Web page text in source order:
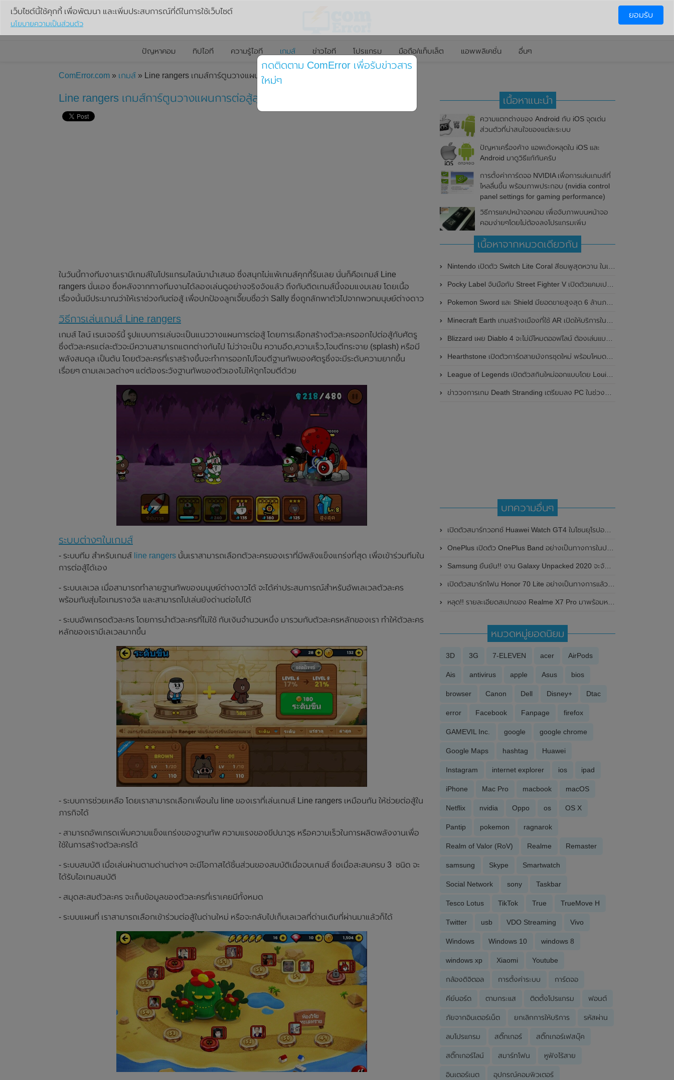
ปัญหาคอม ทิปไอที ความรู้ไอที เกมส์ ข่าวไอที โปรแกรม มือถือ/แท็บเล็ต แอพพลิเคชั่น อื่นๆ
ComError.com » เกมส์ » Line rangers เกมส์การ์ตูนวางแผนการต่อสู้
Line rangers เกมส์การ์ตูนวางแผนการต่อสู้สุดมันส์
ในวันนี้ทางทีมงานเรามีเกมส์ในโปรแกรมไลน์มานำเสนอ ซึ่งสนุกไม่แพ้เกมส์คุกกี้รันเลย นั่นก็คือเกมส์ Line
rangers นั่นเอง ซึ่งหลังจากทางทีมงานได้ลองเล่นดูอย่างจริงจังแล้ว ถึงกับติดเกมส์นี้งอมแงมเลย โดยเนื้อ
เรื่องนั้นมีประมาณว่าให้เราช่วงกันต่อสู้ เพื่อปกป้องลูกเจี๊ยบชื่อว่า Sally ซึ่งถูกลักพาตัวไปจากพวกมนุษย์ต่างดาว
วิธีการเล่นเกมส์ Line rangers
เกมส์ ไลน์ เรนเจอร์นี้ รูปแบบการเล่นจะเป็นแนววางแผนการต่อสู้ โดยการเลือกสร้างตัวละครออกไปต่อสู้กับศัตรู
ซึ่งตัวละครแต่ละตัวจะมีความสามารถแตกต่างกันไป ไม่ว่าจะเป็น ความอึด,ความเร็ว,โจมตีกระจาย (splash) หรือมี
พลังสมดุล เป็นต้น โดยตัวละครที่เราสร้างขึ้นจะทำการออกไปโจมตีฐานทัพของศัตรูซึ่งจะมีระดับความยากขึ้น
เรื่อยๆ ตามเลเวลต่างๆ แต่ต้องระวังฐานทัพของตัวเองไม่ให้ถูกโจมตีด้วย
ระบบต่างๆในเกมส์
- ระบบทีม สำหรับเกมส์ line rangers นั้นเราสามารถเลือกตัวละครของเราที่มีพลังแข็งแกร่งที่สุด เพื่อเข้าร่วมทีมใน
การต่อสู้ได้เอง
- ระบบเลเวล เมื่อสามารถทำลายฐานทัพของมนุษย์ต่างดาวได้ จะได้ค่าประสมการณ์สำหรับอัพเลเวลตัวละคร
พร้อมกับสุ่มไอเทมรางวัล และสามารถไปเล่นยังด่านต่อไปได้
- ระบบอัพเกรดตัวละคร โดยการนำตัวละครที่ไม่ใช้ กับเงินจำนวนหนึ่ง มารวมกับตัวละครหลักของเรา ทำให้ตัวละคร
หลักของเรามีเลเวลมากขึ้น
- ระบบการช่วยเหลือ โดยเราสามารถเลือกเพื่อนใน line ของเราที่เล่นเกมส์ Line rangers เหมือนกัน ให้ช่วยต่อสู้ใน
ภารกิจได้
- สามารถอัพเกรดเพิ่มความแข็งแกร่งของฐานทัพ ความแรงของขีปนาวุธ หรือความเร็วในการผลิตพลังงานเพื่อ
ใช้ในการสร้างตัวละครได้
- ระบบสมบัติ เมื่อเล่นผ่านตามด่านต่างๆ จะมีโอกาสได้ชิ้นส่วนของสมบัติเมื่อจบเกมส์ ซึ่งเมื่อสะสมครบ 3 ชนิด จะ
ได้รับไอเทมสมบัติ
- สมุดสะสมตัวละคร จะเก็บข้อมูลของตัวละครที่เราเคยมีทั้งหมด
- ระบบแผนที่ เราสามารถเลือกเข้าร่วมต่อสู้ในด่านใหม่ หรือจะกลับไปเก็บเลเวลที่ด่านเดิมที่ผ่านมาแล้วก็ได้
เนื้อหาแนะนำ
ความแตกต่างของ Android กับ iOS จุดเด่น
ส่วนตัวที่น่าสนใจของแต่ละระบบ
ปัญหาเครื่องค้าง แอพเด้งหลุดใน iOS และ
Android มาดูวิธีแก้กันครับ
การตั้งค่าการ์ดจอ NVIDIA เพื่อการเล่นเกมส์ที่
ไหลลื่นขึ้น พร้อมภาพประกอบ (nvidia control
panel settings for gaming performance)
วิธีการแคปหน้าจอคอม เพื่อจับภาพบนหน้าจอ
คอมง่ายๆโดยไม่ต้องลงโปรแกรมเพิ่ม
เนื้อหาจากหมวดเดียวกัน
Nintendo เปิดตัว Switch Lite Coral สีชมพูสุดหวาน ในเดือนเมษายนนี้
Pocky Label จับมือกับ Street Fighter V เปิดตัวแคมเปญ Pocky K.O. Challenge สำหรับนักเล่นเกมทั่วโลก
Pokemon Sword และ Shield มียอดขายสูงสุด 6 ล้านภายในสัปดาห์แรก
Minecraft Earth เกมสร้างเมืองที่ใช้ AR เปิดให้บริการในหลายประเทศรวมถึงสหรัฐอเมริกาด้วย
Blizzard เผย Diablo 4 จะไม่มีโหมดออฟไลน์ ต้องเล่นแบบออนไลน์เท่านั้น
Hearthstone เปิดตัวการ์ดสายมังกรชุดใหม่ พร้อมโหมดการเล่นแบบ Auto-battler
League of Legends เปิดตัวสกินใหม่ออกแบบโดย Louis Vuitton เป็นครั้งแรก
ข่าววงการเกม Death Stranding เตรียมลง PC ในช่วงฤดูร้อนกลางปีหน้า
บทความอื่นๆ
เปิดตัวสมาร์ทวอทช์ Huawei Watch GT4 ในโซนยุโรปอย่างเป็นทางการแล้ว มาพร้อม 2 ขนาด (41 มม. และ 46 มม.)
OnePlus เปิดตัว OnePlus Band อย่างเป็นทางการในประเทศอินเดีย มาพร้อมหน้าจอสี AMOLED , แบตเตอรี่อึดใช้งานได้ 14 วัน และราคาประหยัด
Samsung ยืนยัน!! งาน Galaxy Unpacked 2020 จะจัดขึ้นในวันที่ 5 สิงหาคม นี้ ในรูปแบบออนไลน์
เปิดตัวสมาร์ทโฟน Honor 70 Lite อย่างเป็นทางการแล้ว มาพร้อมชิปเซ็ต Snapdragon 480+ , หน้าจอแสดงผลขนาดใหญ่ , แบตเตอรรี่สุดอึด 5000mAh และกล้องหลัง 3 ตัวความละเอียดสูงถึง 50MP
หลุด!! รายละเอียดสเปกของ Realme X7 Pro มาพร้อมหน้าจอขนาด 6.55 นิ้ว , กล้องหลัง 4 ตัว (64MP) , รองรับการชาร์จไวที่ 65W และผ่านการรับรองจาก TENAA แล้ว
หมวดหมู่ยอดนิยม
3D 3G 7-ELEVEN acer AirPods
Ais antivirus apple Asus bios
browser Canon Dell Disney+ Dtac
error Facebook Fanpage firefox
GAMEVIL Inc. google google chrome
Google Maps hashtag Huawei
Instagram internet explorer ios ipad
iPhone Mac Pro macbook macOS
Netflix nvidia Oppo os OS X
Pantip pokemon ragnarok
Realm of Valor (RoV) Realme Remaster
samsung Skype Smartwatch
Social Network sony Taskbar
Tesco Lotus TikTok True TrueMove H
Twitter usb VDO Streaming Vivo
Windows Windows 10 windows 8
windows xp Xiaomi Youtube
กล้องดิจิตอล การตั้งค่าระบบ การ์ดจอ
คีย์บอร์ด ตามกระแส ติดตั้งโปรแกรม ฟอนต์
ภัยจากอินเตอร์เน็ต ยกเลิกการให้บริการ รหัสผ่าน
ลบโปรแกรม สติ๊กเกอร์ สติ๊กเกอร์เฟสบุ๊ค
สติ๊กเกอร์ไลน์ สมาร์ทโฟน หูฟังไร้สาย
อินเตอร์เนต อุปกรณ์คอมพิวเตอร์
เว็บไซต์นี้ใช้คุกกี้ เพื่อพัฒนา และเพิ่มประสบการณ์ที่ดีในการใช้เว็บไซต์
นโยบายความเป็นส่วนตัว
ยอมรับ
กดติดตาม ComError เพื่อรับข่าวสาร
ใหม่ๆ